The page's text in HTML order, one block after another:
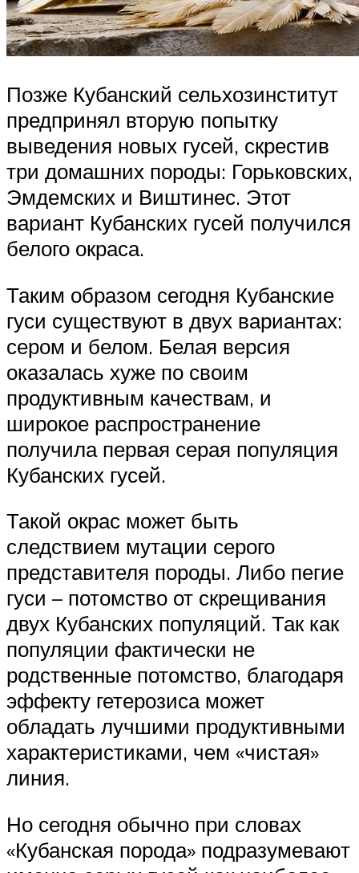
Позже Кубанский сельхозинститут
предпринял вторую попытку
выведения новых гусей, скрестив
три домашних породы: Горьковских,
Эмдемских и Виштинес. Этот
вариант Кубанских гусей получился
белого окраса.
Таким образом сегодня Кубанские
гуси существуют в двух вариантах:
сером и белом. Белая версия
оказалась хуже по своим
продуктивным качествам, и
широкое распространение
получила первая серая популяция
Кубанских гусей.
Такой окрас может быть
следствием мутации серого
представителя породы. Либо пегие
гуси – потомство от скрещивания
двух Кубанских популяций. Так как
популяции фактически не
родственные потомство, благодаря
эффекту гетерозиса может
обладать лучшими продуктивными
характеристиками, чем «чистая»
линия.
Но сегодня обычно при словах
«Кубанская порода» подразумевают